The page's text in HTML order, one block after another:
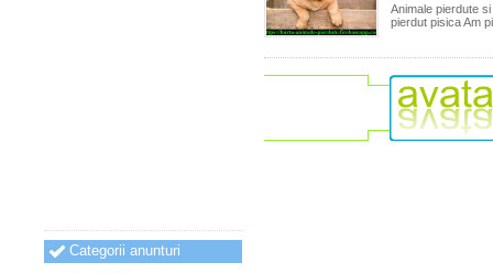
Categorii anunturi
Animale pierdute
pierdut pisica Am